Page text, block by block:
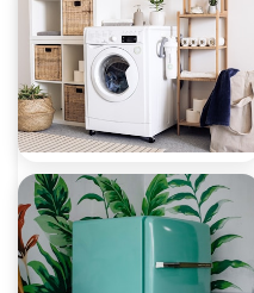
غسالات تي سي إل